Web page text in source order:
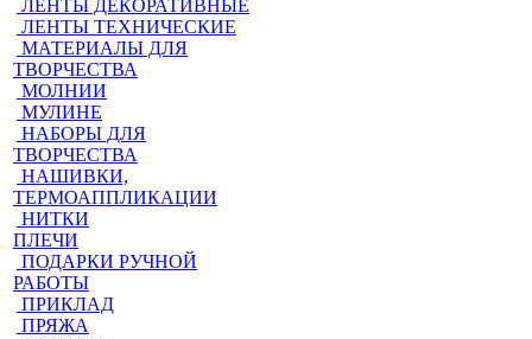
ЛЕНТЫ ДЕКОРАТИВНЫЕ
ЛЕНТЫ ТЕХНИЧЕСКИЕ
МАТЕРИАЛЫ ДЛЯ
ТВОРЧЕСТВА
МОЛНИИ
МУЛИНЕ
НАБОРЫ ДЛЯ
ТВОРЧЕСТВА
НАШИВКИ,
ТЕРМОАППЛИКАЦИИ
НИТКИ
ПЛЕЧИ
ПОДАРКИ РУЧНОЙ
РАБОТЫ
ПРИКЛАД
ПРЯЖА